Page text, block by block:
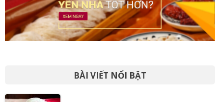
BÀI VIẾT NỔI BẬT